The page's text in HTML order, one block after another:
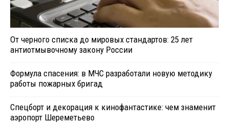
От черного списка до мировых стандартов: 25 лет
антиотмывочному закону России
Формула спасения: в МЧС разработали новую методику
работы пожарных бригад
Спецборт и декорация к кинофантастике: чем знаменит
аэропорт Шереметьево